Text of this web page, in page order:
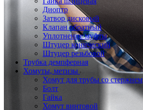
Диоптр
Затвор дисковый
Клапан обратный
Уплотнение муфты
Штуцер конический
Штуцер резьбовой
Трубка демпферная
Хомуты, метизы
Хомут для трубы со стержнем
Болт
Гайка
Хомут винтовой